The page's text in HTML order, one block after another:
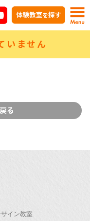
いません
る
イン教室